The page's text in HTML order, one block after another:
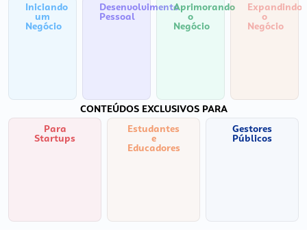
Iniciando
um
Negócio
Desenvolvimento
Pessoal
Aprimorando
o
Negócio
Expandindo
o
Negócio
CONTEÚDOS EXCLUSIVOS PARA
Para
Startups
Estudantes
e
Educadores
Gestores
Públicos